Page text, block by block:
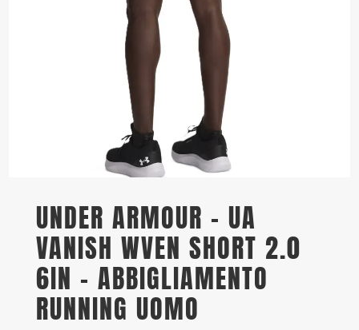
UNDER ARMOUR – UA
VANISH WVEN SHORT 2.0
6IN – ABBIGLIAMENTO
RUNNING UOMO